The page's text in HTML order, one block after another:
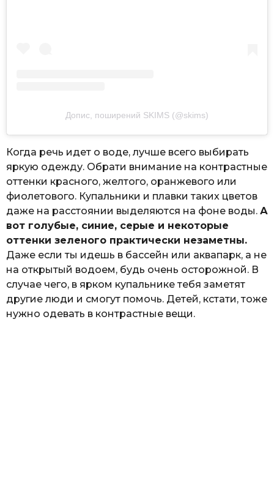
Допис, поширений SKIMS (@skims)
Когда речь идет о воде, лучше всего выбирать
яркую одежду. Обрати внимание на контрастные
оттенки красного, желтого, оранжевого или
фиолетового. Купальники и плавки таких цветов
даже на расстоянии выделяются на фоне воды. А
вот голубые, синие, серые и некоторые
оттенки зеленого практически незаметны.
Даже если ты идешь в бассейн или аквапарк, а не
на открытый водоем, будь очень осторожной. В
случае чего, в ярком купальнике тебя заметят
другие люди и смогут помочь. Детей, кстати, тоже
нужно одевать в контрастные вещи.